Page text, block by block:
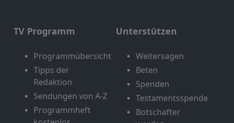
TV Programm
Programmübersicht
Tipps der
Redaktion
Sendungen von A-Z
Programmheft
Unterstützen
Weitersagen
Beten
Spenden
Testamentsspende
Botschafter